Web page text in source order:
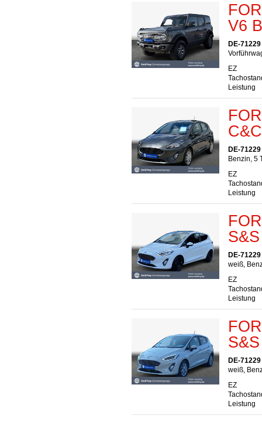
V6
DE-
EZ
Leistung
DE-
Benzin, 5
EZ
Leistung
DE-
weiß,
EZ
Leistung
DE-
weiß,
EZ
Leistung